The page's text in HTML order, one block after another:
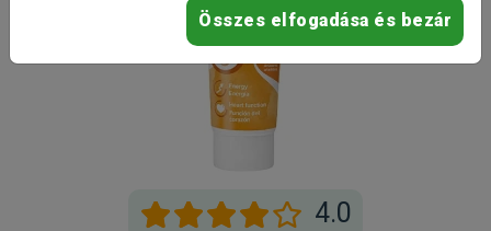
4.0
Összes elfogadása és bezár